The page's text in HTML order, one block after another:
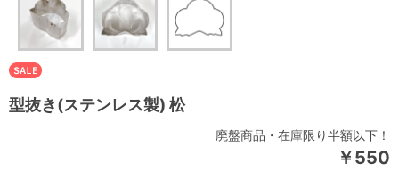
型抜き(ステンレス製) 松
廃盤商品・在庫限り半額以下！
￥550